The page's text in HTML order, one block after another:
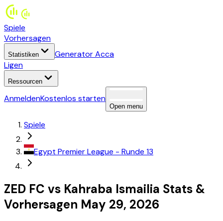
Spiele
Vorhersagen
Statistiken
Generator Acca
Ligen
Ressourcen
AnmeldenKostenlos starten
Open menu
Spiele
Egypt Premier League - Runde 13
ZED FC vs Kahraba Ismailia Stats &
Vorhersagen May 29, 2026